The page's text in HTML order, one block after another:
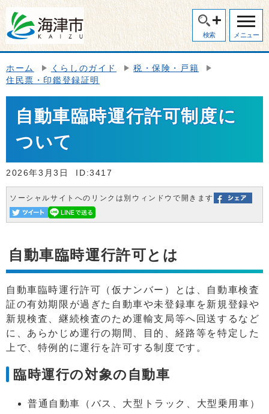
検索 メニュー
ホーム くらしのガイド
税・保険・戸籍
住民票・印鑑登録証明
自動車臨時運行許可制度に
ついて
2026年3月3日 ID:3417
ソーシャルサイトへのリンクは別ウィンドウで開きます
自動車臨時運行許可とは
自動車臨時運行許可（仮ナンバー）とは、自動車検査
証の有効期限が過ぎた自動車や未登録車を新規登録や
新規検査、継続検査のため運輸支局等へ回送するなど
に、あらかじめ運行の期間、目的、経路等を特定した
上で、特例的に運行を許可する制度です。
臨時運行の対象の自動車
普通自動車（バス、大型トラック、大型乗用車）